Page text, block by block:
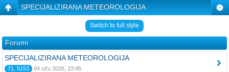
SPECIJALIZIRANA METEOROLOGIJA
Switch to full style
Forumi
SPECIJALIZIRANA METEOROLOGIJA
71, 5153 04 ožu 2026, 23:45